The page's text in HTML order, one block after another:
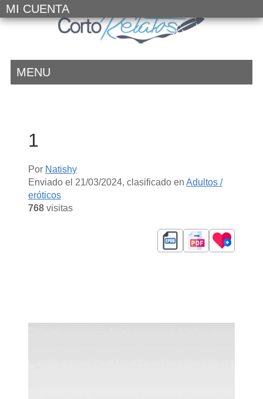
MI CUENTA
MENU
1
Por Natishy
Enviado el 21/03/2024, clasificado en Adultos /
eróticos
768visitas